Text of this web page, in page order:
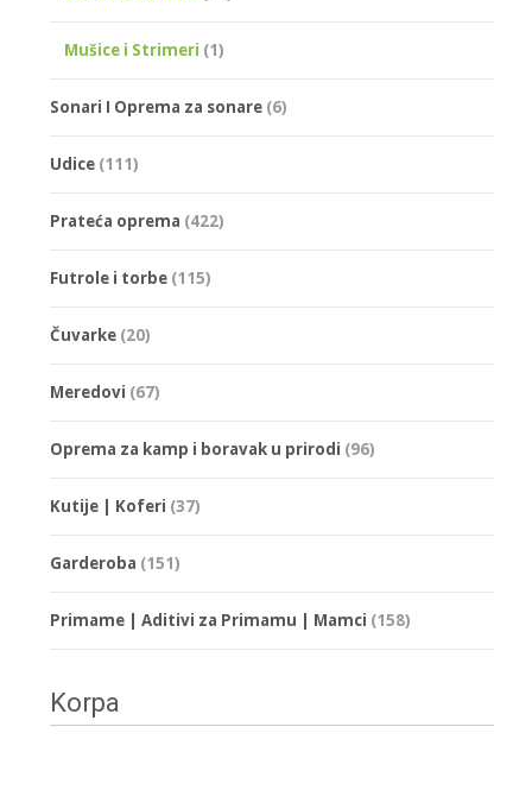
Mušice i Strimeri (1)
Sonari I Oprema za sonare (6)
Udice (111)
Prateća oprema (422)
Futrole i torbe (115)
Čuvarke (20)
Meredovi (67)
Oprema za kamp i boravak u prirodi (96)
Kutije | Koferi (37)
Garderoba (151)
Primame | Aditivi za Primamu | Mamci (158)
Korpa